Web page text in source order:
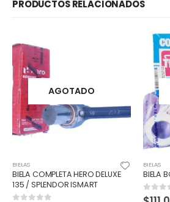
PRODUCTOS RELACIONADOS
DELUXE
AGOTADO
BIELA BOXER CT-100